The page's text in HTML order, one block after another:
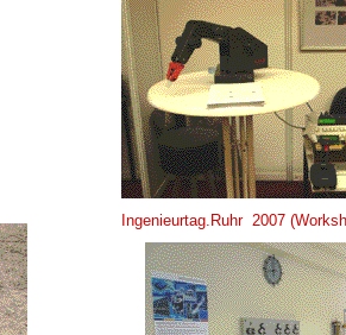
Ingenieurtag.Ruhr 2007